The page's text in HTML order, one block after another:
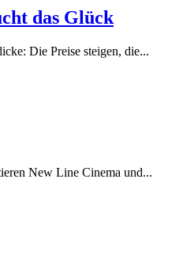
das Glück
Die Preise steigen, die...
New Line Cinema und...